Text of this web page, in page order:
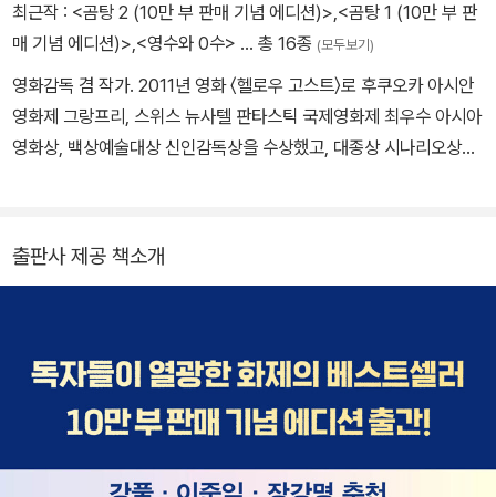
하게 될까?
최근작 : <곰탕 2 (10만 부 판매 기념 에디션)>,<곰탕 1 (10만 부 판
매 기념 에디션)>,<영수와 0수> … 총 16종 (모두보기)
영화감독 겸 작가. 2011년 영화 〈헬로우 고스트〉로 후쿠오카 아시안
영화제 그랑프리, 스위스 뉴사텔 판타스틱 국제영화제 최우수 아시아
영화상, 백상예술대상 신인감독상을 수상했고, 대종상 시나리오상과
간했다. 2025년 현재 『곰탕』의 영상화 작업을 진행 중이다.
출판사 제공 책소개